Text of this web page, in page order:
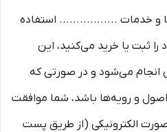
و خدمات ................. استفاده
ثبت یا خرید می‏‌کنید، این
انجام می‏‌شود و در صورتی که
و رویه‏‌ها باشد، شما موافقت
الکترونیکی (از طریق پست